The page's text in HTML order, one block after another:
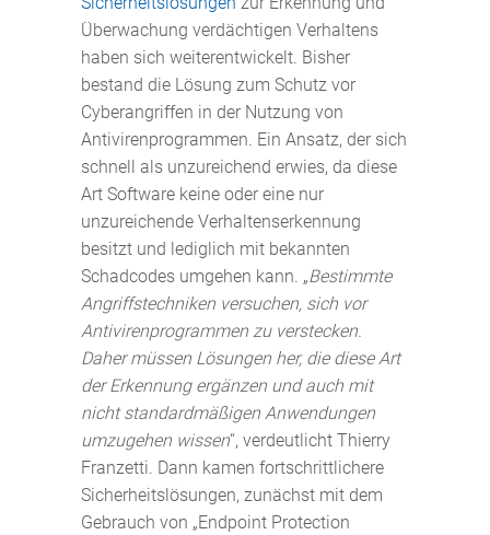
Überwachung verdächtigen Verhaltens
haben sich weiterentwickelt. Bisher
bestand die Lösung zum Schutz vor
Cyberangriffen in der Nutzung von
Antivirenprogrammen. Ein Ansatz, der sich
schnell als unzureichend erwies, da diese
Art Software keine oder eine nur
unzureichende Verhaltenserkennung
besitzt und lediglich mit bekannten
Schadcodes umgehen kann. „Bestimmte
Angriffstechniken versuchen, sich vor
Antivirenprogrammen zu verstecken.
Daher müssen Lösungen her, die diese Art
der Erkennung ergänzen und auch mit
nicht standardmäßigen Anwendungen
umzugehen wissen“, verdeutlicht Thierry
Franzetti. Dann kamen fortschrittlichere
Sicherheitslösungen, zunächst mit dem
Gebrauch von „Endpoint Protection